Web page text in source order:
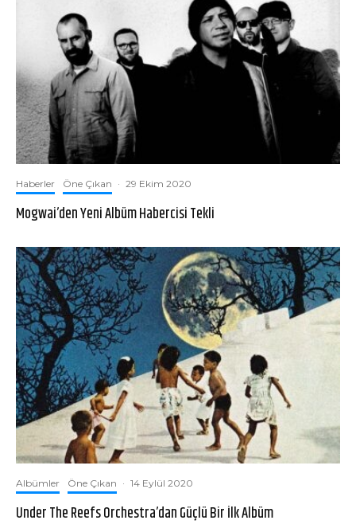
Haberler Öne Çıkan · 29 Ekim 2020
Mogwai’den Yeni Albüm Habercisi Tekli
Albümler Öne Çıkan · 14 Eylül 2020
Under The Reefs Orchestra’dan Güçlü Bir İlk Albüm